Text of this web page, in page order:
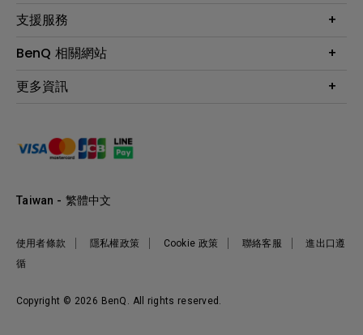
智慧照明
專業拍物視訊鏡頭
尋找銷售據點
會員綁定LINE教學
第一次購物就上手
延長保固購買
贈品兌換網站首頁
支援服務
服務公告
保固條例
手冊與軟體下載
產品常見問題
BenQ 相關網站
專業商用解決方案
BenQ 大娛樂家
更多資訊
永續發展
產品碳足跡報告
明基基金會
Copyright © 2026 BenQ. All rights reserved.
使用者條款 隱私權政策 Cookie 政策 聯絡客服
進出口遵
循
Taiwan - 繁體中文